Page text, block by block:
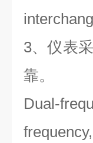
3、仪表
靠。
Dual-